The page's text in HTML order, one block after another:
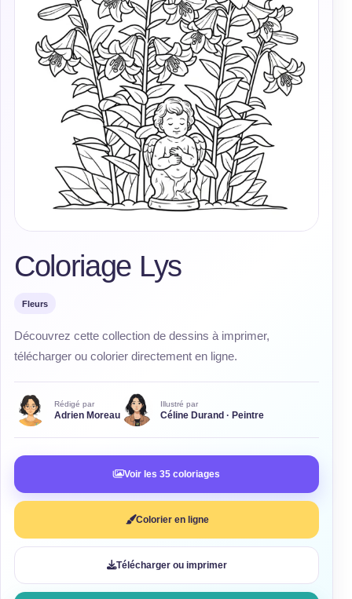
Coloriage Lys
Fleurs
Découvrez cette collection de dessins à imprimer,
télécharger ou colorier directement en ligne.
Rédigé par
Adrien Moreau
Illustré par
Céline Durand · Peintre
Voir les 35 coloriages
Colorier en ligne
Télécharger ou imprimer